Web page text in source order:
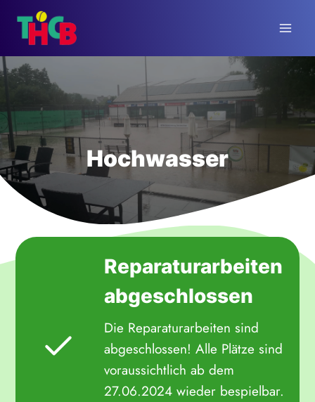
springen
Hochwasser
Reparaturarbeiten
abgeschlossen
Die Reparaturarbeiten sind
abgeschlossen! Alle Plätze sind
voraussichtlich ab dem
27.06.2024 wieder bespielbar.